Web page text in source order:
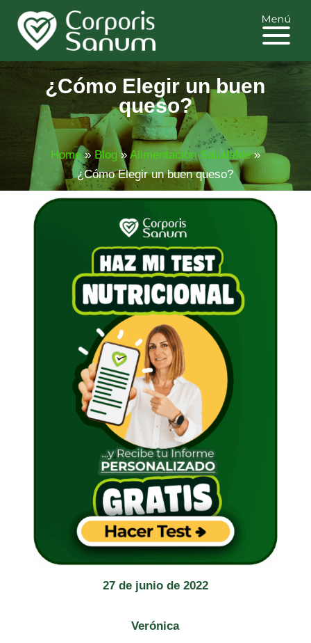
¿Cómo Elegir un buen
queso?
Home» Blog» Alimentación Saludable»
¿Cómo Elegir un buen queso?
27 de junio de 2022
Verónica